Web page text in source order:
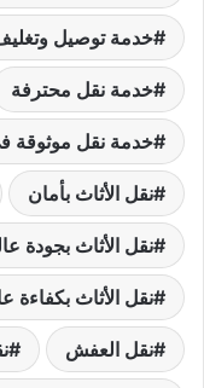
خدمة توصيل
خدمة نقل محترفة
خدمة نقل موثوقة
نقل الأثاث بأمان
نقل الأثاث بجودة
نقل الأثاث بكفاءة
نقل العفش